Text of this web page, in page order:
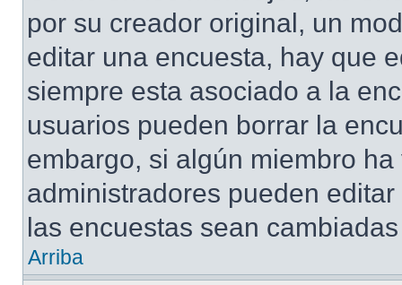
por su creador original, un
editar una encuesta, hay que
siempre esta asociado a la
usuarios pueden borrar la
embargo, si algún miembro
administradores pueden
las encuestas sean
Arriba